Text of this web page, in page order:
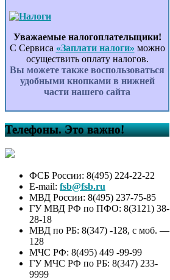
Уважаемые налогоплательщики!
С Сервиса «Заплати налоги» можно
осуществить оплату налогов.
Вы можете также воспользоваться
удобными кнопками в нижней
части нашего сайта
Телефоны. Это важно!
ФСБ России: 8(495) 224-22-22
E-mail: fsb@fsb.ru
МВД России: 8(495) 237-75-85
ГУ МВД РФ по ПФО: 8(3121) 38-
28-18
МВД по РБ: 8(347) -128, с моб. —
128
МЧС РФ: 8(495) 449 -99-99
ГУ МЧС РФ по РБ: 8(347) 233-
9999